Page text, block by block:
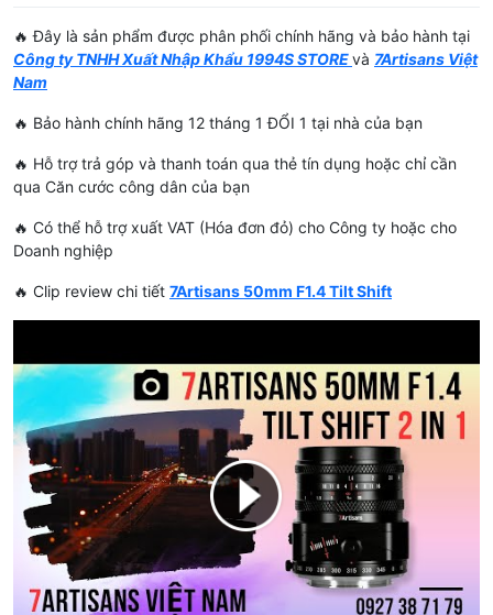
🔥 Đây là sản phẩm được phân phối chính hãng và bảo hành tại
Công ty TNHH Xuất Nhập Khẩu 1994S STOREvà 7Artisans Việt
Nam
🔥 Bảo hành chính hãng 12 tháng 1 ĐỔI 1 tại nhà của bạn
🔥 Hỗ trợ trả góp và thanh toán qua thẻ tín dụng hoặc chỉ cần
qua Căn cước công dân của bạn
🔥 Có thể hỗ trợ xuất VAT (Hóa đơn đỏ) cho Công ty hoặc cho
Doanh nghiệp
🔥 Clip review chi tiết 7Artisans 50mm F1.4 Tilt Shift